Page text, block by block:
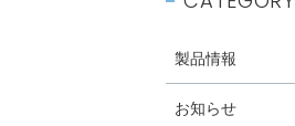
製品情報
お知らせ